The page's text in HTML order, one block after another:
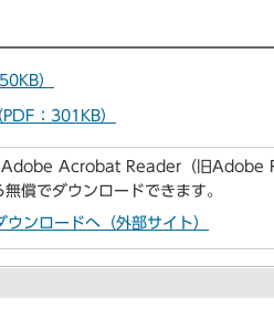
）
：301KB）
Adobe Acrobat Reader（旧Adobe
償でダウンロードできます。
ンロードへ（外部サイト）